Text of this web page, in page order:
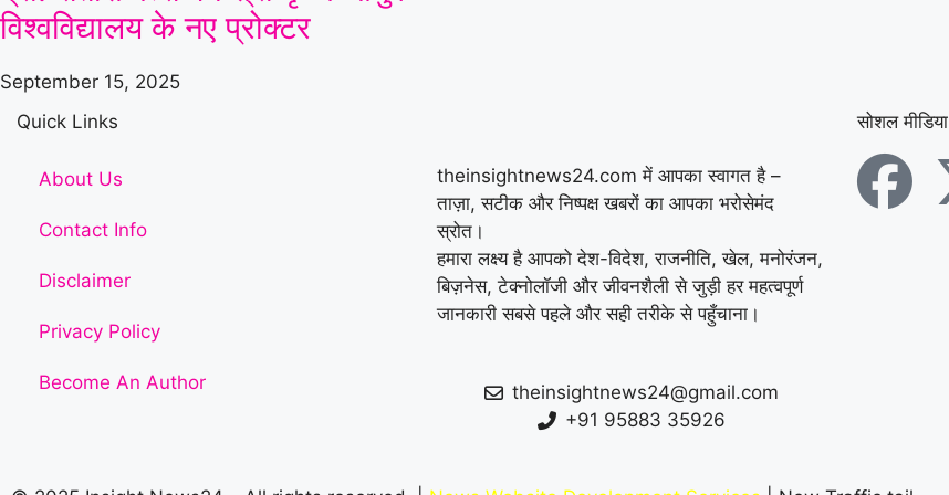
में 10 से अधिक लोगों पर
हमला करने का आरोप
कुरुक्षेत्र में ATM तोड़कर
CCTV फुटेज के आधार पर
विश्वविद्यालय के नए प्रोक्टर
September 15, 2025
Quick Links
About Us
Contact Info
Disclaimer
Privacy Policy
Become An Author
theinsightnews24.com में आपका स्वागत है –
ताज़ा, सटीक और निष्पक्ष खबरों का आपका भरोसेमंद
स्रोत।
हमारा लक्ष्य है आपको देश-विदेश, राजनीति, खेल, मनोरंजन,
बिज़नेस, टेक्नोलॉजी और जीवनशैली से जुड़ी हर महत्वपूर्ण
जानकारी सबसे पहले और सही तरीके से पहुँचाना।
theinsightnews24@gmail.com
+91 95883 35926
सोशल मीडिया